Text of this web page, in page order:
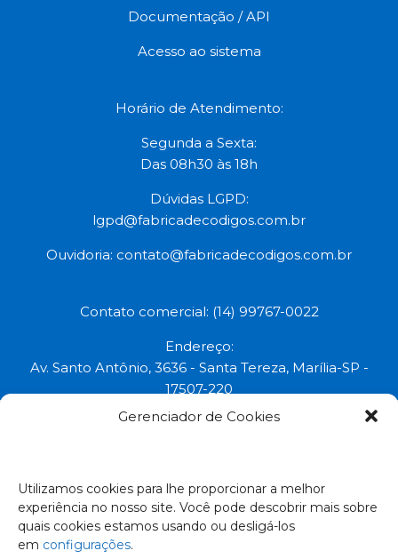
Gerenciador de Cookies
Utilizamos cookies para lhe proporcionar a melhor
experiência no nosso site. Você pode descobrir mais sobre
quais cookies estamos usando ou desligá-los
em configurações.
Documentação / API
Acesso ao sistema
Horário de Atendimento:
Segunda a Sexta:
Das 08h30 às 18h
Dúvidas LGPD:
lgpd@fabricadecodigos.com.br
Ouvidoria: contato@fabricadecodigos.com.br
Contato comercial: (14) 99767-0022
Endereço:
Av. Santo Antônio, 3636 - Santa Tereza, Marília-SP -
17507-220
Todos os direitos reservados © 2023.
Empresa Certificada: